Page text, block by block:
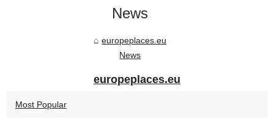
News
europeplaces.eu
News
europeplaces.eu
Most Popular